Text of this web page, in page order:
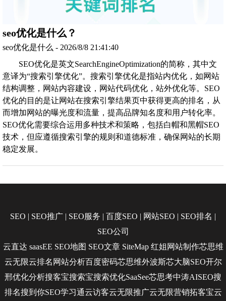
seo优化是什么？
seo优化是什么 - 2026/8/8 21:41:40
SEO优化是英文SearchEngineOptimization的简称，其中文
意译为“搜索引擎优化”。搜索引擎优化是指站内优化，如网站
结构调整，网站内容建设，网站代码优化，站外优化等。SEO
优化的目的是让网站在搜索引擎结果页中获得更高的排名，从
而增加网站的曝光度和流量，提高品牌知名度和用户转化率。
SEO优化需要综合运用多种技术和策略，包括白帽和黑帽SEO
技术，但应遵循搜索引擎的规则和道德标准，确保网站的长期
稳定发展。
SEO | SEO推广 | SEO服务 | 百度SEO | 网站SEO | SEO排名 |
SEO公司
云直达 saasEE SEO地图 SEO文章 SiteMap 红姐网站制作芯思维
云无限云排名 网站分析百度密码芯思维外波斯芯大脑SEO开尔
邢优化分析搜客宝搜索宝搜索优化SaaSee芯思考中涛AISEO搜
排名搜到你SEO学习通云访客云无限推广云无限营销拓客宝云